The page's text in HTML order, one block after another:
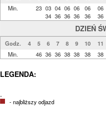
Min.
23 03
34
04
36
06
36
06
36
06
36
06
36
DZIEŃ
Godz. 4 5 6 7 8 9 10
11
Min.
46 36 36 38 38 38 38
LEGENDA:
.
- najbliższy odjazd